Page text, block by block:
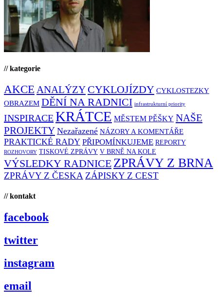
// kategorie
AKCE ANALÝZY CYKLOJÍZDY CYKLOSTEZKY
OBRAZEM DĚNÍ NA RADNICI infrastrukturní priority
INSPIRACEKRÁTCE MĚSTEM PĚŠKY NAŠE
PROJEKTY Nezařazené NÁZORY A KOMENTÁŘE
PRAKTICKÉ RADY PŘIPOMÍNKUJEME REPORTY
ROZHOVORY TISKOVÉ ZPRÁVY V BRNĚ NA KOLE
VÝSLEDKY RADNICE ZPRÁVY Z BRNA
ZPRÁVY Z ČESKA ZÁPISKY Z CEST
// kontakt
facebook
twitter
instagram
email